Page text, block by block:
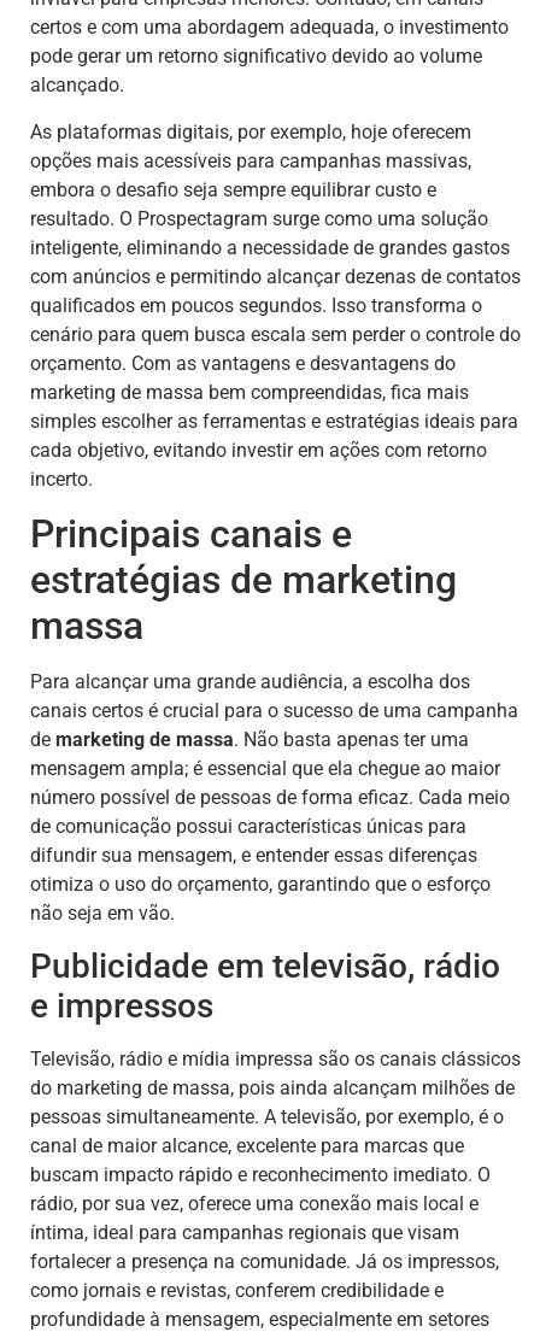
certos e com uma abordagem adequada, o investimento
pode gerar um retorno significativo devido ao volume
alcançado.
As plataformas digitais, por exemplo, hoje oferecem
opções mais acessíveis para campanhas massivas,
embora o desafio seja sempre equilibrar custo e
resultado. O Prospectagram surge como uma solução
inteligente, eliminando a necessidade de grandes gastos
com anúncios e permitindo alcançar dezenas de contatos
qualificados em poucos segundos. Isso transforma o
cenário para quem busca escala sem perder o controle do
orçamento. Com as vantagens e desvantagens do
marketing de massa bem compreendidas, fica mais
simples escolher as ferramentas e estratégias ideais para
cada objetivo, evitando investir em ações com retorno
incerto.
Principais canais e
estratégias de marketing
massa
Para alcançar uma grande audiência, a escolha dos
canais certos é crucial para o sucesso de uma campanha
de marketing de massa. Não basta apenas ter uma
mensagem ampla; é essencial que ela chegue ao maior
número possível de pessoas de forma eficaz. Cada meio
de comunicação possui características únicas para
difundir sua mensagem, e entender essas diferenças
otimiza o uso do orçamento, garantindo que o esforço
não seja em vão.
Publicidade em televisão, rádio
e impressos
Televisão, rádio e mídia impressa são os canais clássicos
do marketing de massa, pois ainda alcançam milhões de
pessoas simultaneamente. A televisão, por exemplo, é o
canal de maior alcance, excelente para marcas que
buscam impacto rápido e reconhecimento imediato. O
rádio, por sua vez, oferece uma conexão mais local e
íntima, ideal para campanhas regionais que visam
fortalecer a presença na comunidade. Já os impressos,
como jornais e revistas, conferem credibilidade e
profundidade à mensagem, especialmente em setores